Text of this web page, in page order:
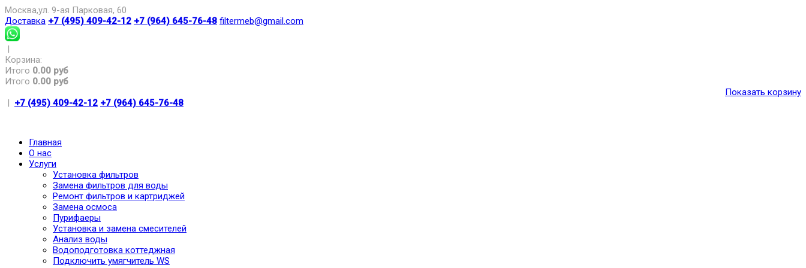
Москва,ул. 9-ая Парковая, 60
Доставка +7 (495) 409-42-12 +7 (964) 645-76-48 filtermeb@gmail.com
|
Корзина:
Итого 0.00 руб
Итого 0.00 руб
Показать корзину
| +7 (495) 409-42-12 +7 (964) 645-76-48
Главная
О нас
Услуги
Установка фильтров
Замена фильтров для воды
Ремонт фильтров и картриджей
Замена осмоса
Пурифаеры
Установка и замена смесителей
Анализ воды
Водоподготовка коттеджная
Подключить умягчитель WS